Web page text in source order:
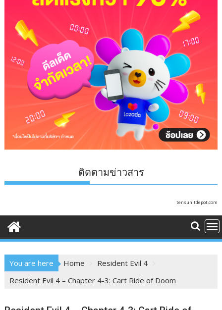
ติดตามข่าวสาร
tensunitdepot.com
You are here Home
Resident Evil 4
Resident Evil 4 – Chapter 4-3: Cart Ride of Doom